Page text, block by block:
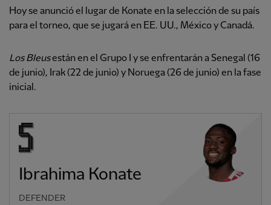
Hoy se anunció el lugar de Konate en la selección de su país
para el torneo, que se jugará en EE. UU., México y Canadá.
Los Bleusestán en el Grupo I y se enfrentarán a Senegal (16
de junio), Irak (22 de junio) y Noruega (26 de junio) en la fase
inicial.
Ibrahima Konate
DEFENDER